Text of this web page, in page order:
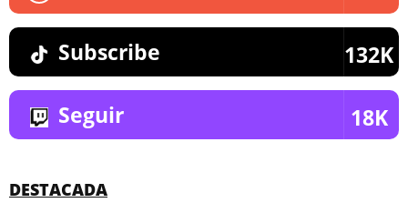
Subscribe 132K
Seguir 18K
DESTACADA